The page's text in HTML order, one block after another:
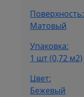
Поверхность:
Матовый
Упаковка:
1 шт (0,72 м2)
Цвет:
Бежевый